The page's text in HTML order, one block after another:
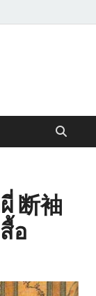
断袖
อ